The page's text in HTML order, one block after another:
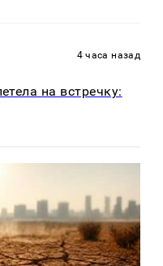
4 часа назад
на встречку: